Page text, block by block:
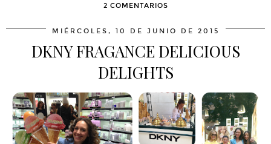
2 COMENTARIOS
MIÉRCOLES, 10 DE JUNIO DE 2015
DKNY FRAGANCE DELICIOUS
DELIGHTS